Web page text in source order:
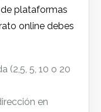
plataformas
online debes
(2,5, 5, 10 o 20
en